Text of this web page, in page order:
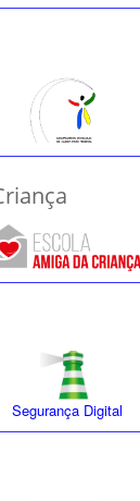
Segurança Digital